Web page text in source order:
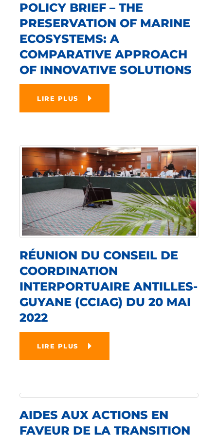
POLICY BRIEF – THE
PRESERVATION OF MARINE
ECOSYSTEMS: A
COMPARATIVE APPROACH
OF INNOVATIVE SOLUTIONS
LIRE PLUS
RÉUNION DU CONSEIL DE
COORDINATION
INTERPORTUAIRE ANTILLES-
GUYANE (CCIAG) DU 20 MAI
2022
LIRE PLUS
AIDES AUX ACTIONS EN
FAVEUR DE LA TRANSITION